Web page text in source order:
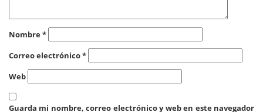
Nombre*
Correo electrónico*
Web
Guarda mi nombre, correo electrónico y web en este navegador